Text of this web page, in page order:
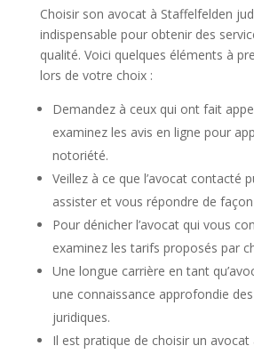
Choisir son avocat à Staffelfelden
indispensable pour obtenir des
qualité. Voici quelques éléments à
lors de votre choix :
Demandez à ceux qui ont fait
examinez les avis en ligne pour
notoriété.
Veillez à ce que l’avocat contacté
assister et vous répondre de
Pour dénicher l’avocat qui vous
examinez les tarifs proposés par
Une longue carrière en tant
une connaissance approfondie
juridiques.
Il est pratique de choisir un